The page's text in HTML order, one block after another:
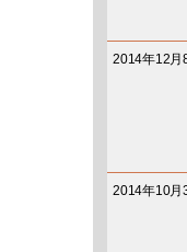
2014年12月
2014年10月